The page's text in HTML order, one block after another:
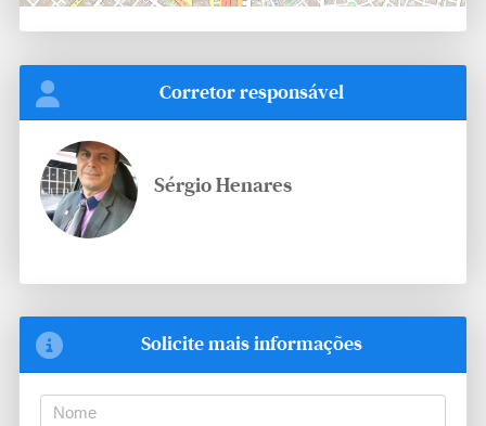
Corretor responsável
Sérgio Henares
Solicite mais informações